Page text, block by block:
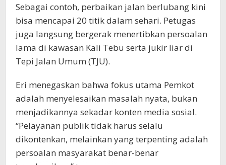
Sebagai contoh, perbaikan jalan berlubang kini
bisa mencapai 20 titik dalam sehari. Petugas
juga langsung bergerak menertibkan persoalan
lama di kawasan Kali Tebu serta jukir liar di
Tepi Jalan Umum (TJU).
Eri menegaskan bahwa fokus utama Pemkot
adalah menyelesaikan masalah nyata, bukan
menjadikannya sekadar konten media sosial.
“Pelayanan publik tidak harus selalu
dikontenkan, melainkan yang terpenting adalah
persoalan masyarakat benar-benar